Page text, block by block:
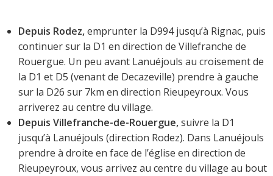
Depuis Rodez,emprunter la D994 jusqu’à Rignac, puis
continuer sur la D1 en direction de Villefranche de
Rouergue. Un peu avant Lanuéjouls au croisement de
la D1 et D5 (venant de Decazeville) prendre à gauche
sur la D26 sur 7km en direction Rieupeyroux. Vous
arriverez au centre du village.
Depuis Villefranche-de-Rouergue,suivre la D1
jusqu’à Lanuéjouls (direction Rodez). Dans Lanuéjouls
prendre à droite en face de l’église en direction de
Rieupeyroux, vous arrivez au centre du village au bout